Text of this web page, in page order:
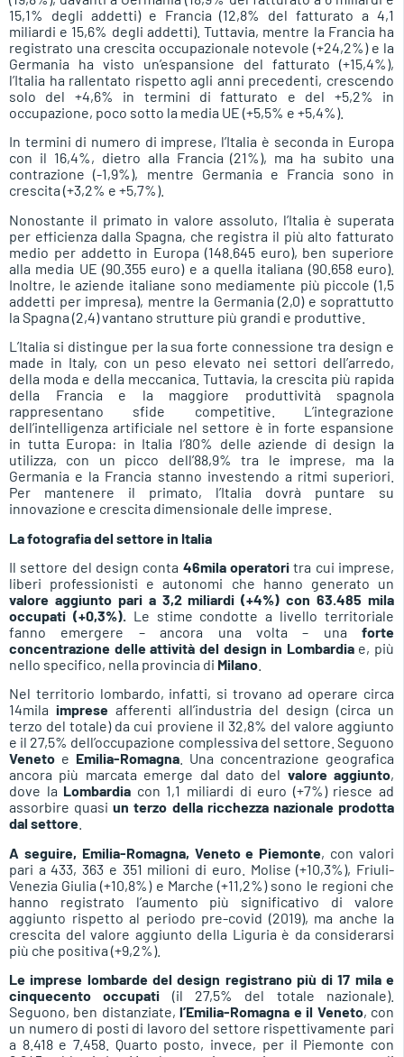
15,1% degli addetti) e Francia (12,8% del fatturato a 4,1
miliardi e 15,6% degli addetti). Tuttavia, mentre la Francia ha
registrato una crescita occupazionale notevole (+24,2%) e la
Germania ha visto un’espansione del fatturato (+15,4%),
l’Italia ha rallentato rispetto agli anni precedenti, crescendo
solo del +4,6% in termini di fatturato e del +5,2% in
occupazione, poco sotto la media UE (+5,5% e +5,4%).
In termini di numero di imprese, l’Italia è seconda in Europa
con il 16,4%, dietro alla Francia (21%), ma ha subito una
contrazione (-1,9%), mentre Germania e Francia sono in
crescita (+3,2% e +5,7%).
Nonostante il primato in valore assoluto, l’Italia è superata
per efficienza dalla Spagna, che registra il più alto fatturato
medio per addetto in Europa (148.645 euro), ben superiore
alla media UE (90.355 euro) e a quella italiana (90.658 euro).
Inoltre, le aziende italiane sono mediamente più piccole (1,5
addetti per impresa), mentre la Germania (2,0) e soprattutto
la Spagna (2,4) vantano strutture più grandi e produttive.
L’Italia si distingue per la sua forte connessione tra design e
made in Italy, con un peso elevato nei settori dell’arredo,
della moda e della meccanica. Tuttavia, la crescita più rapida
della Francia e la maggiore produttività spagnola
rappresentano sfide competitive. L’integrazione
dell’intelligenza artificiale nel settore è in forte espansione
in tutta Europa: in Italia l’80% delle aziende di design la
utilizza, con un picco dell’88,9% tra le imprese, ma la
Germania e la Francia stanno investendo a ritmi superiori.
Per mantenere il primato, l’Italia dovrà puntare su
innovazione e crescita dimensionale delle imprese.
La fotografia del settore in Italia
Il settore del design conta 46mila operatoritra cui imprese,
liberi professionisti e autonomi che hanno generato un
valore aggiunto pari a 3,2 miliardi (+4%) con 63.485 mila
occupati (+0,3%).Le stime condotte a livello territoriale
fanno emergere – ancora una volta – una forte
concentrazione delle attività del design in Lombardia e, più
nello specifico, nella provincia di Milano
Nel territorio lombardo, infatti, si trovano ad operare circa
14mila imprese afferenti all’industria del design (circa un
terzo del totale) da cui proviene il 32,8% del valore aggiunto
e il 27,5% dell’occupazione complessiva del settore. Seguono
Veneto e Emilia-Romagna . Una concentrazione geografica
ancora più marcata emerge dal dato del valore aggiunto,
dove la Lombardia con 1,1 miliardi di euro (+7%) riesce ad
assorbire quasiun terzo della ricchezza nazionale prodotta
dal settore
A seguire, Emilia-Romagna, Veneto e Piemonte, con valori
pari a 433, 363 e 351 milioni di euro. Molise (+10,3%), Friuli-
Venezia Giulia (+10,8%) e Marche (+11,2%) sono le regioni che
hanno registrato l’aumento più significativo di valore
aggiunto rispetto al periodo pre-covid (2019), ma anche la
crescita del valore aggiunto della Liguria è da considerarsi
più che positiva (+9,2%).
Le imprese lombarde del design registrano più di 17 mila e
cinquecento occupati (il 27,5% del totale nazionale).
Seguono, ben distanziate,l’Emilia-Romagna e il Veneto, con
un numero di posti di lavoro del settore rispettivamente pari
a 8.418 e 7.458. Quarto posto, invece, per il Piemonte con